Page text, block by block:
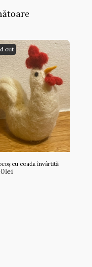
out
cu coada învârtită
lei